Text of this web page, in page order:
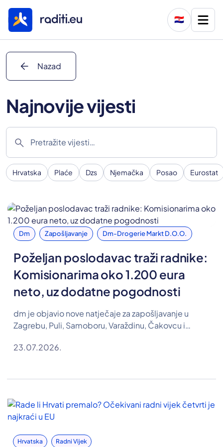
🇭🇷
arrow_back Nazad
Najnovije vijesti
search
Hrvatska Plaće Dzs Njemačka Posao Eurostat
Dm Zapošljavanje Dm-Drogerie Markt D.o.o.
Poželjan poslodavac traži radnike:
Komisionarima oko 1.200 eura
neto, uz dodatne pogodnosti
dm je objavio nove natječaje za zapošljavanje u
Zagrebu, Puli, Samoboru, Varaždinu, Čakovcu i
farmaceutskog tehničara te referenta u Odjelu
23.07.2026.
Hrvatska Radni Vijek